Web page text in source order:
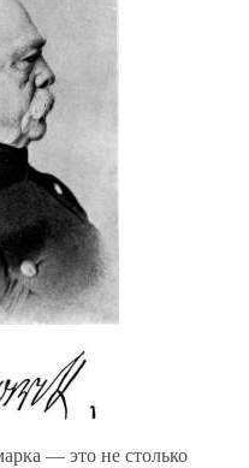
— это не столько